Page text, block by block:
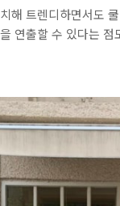
해 트렌디하면서도
연출할 수 있다는 점